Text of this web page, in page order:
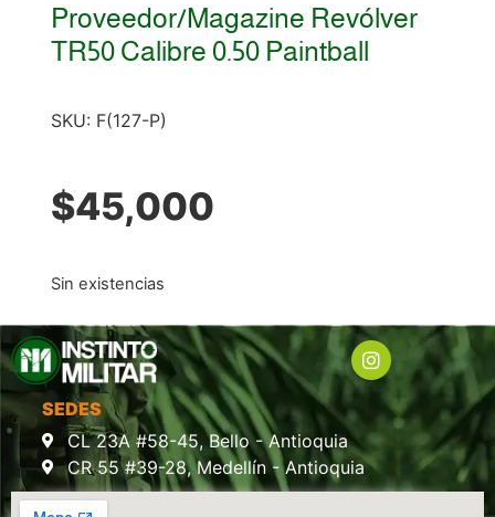
Proveedor/Magazine Revólver
TR50 Calibre 0.50 Paintball
SKU: F(127-P)
$45,000
Sin existencias
SEDES
CL 23A #58-45, Bello - Antioquia
CR 55 #39-28, Medellín - Antioquia